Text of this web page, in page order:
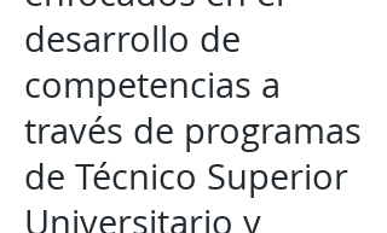
desarrollo de
competencias a
través de programas
de Técnico Superior
Universitario y